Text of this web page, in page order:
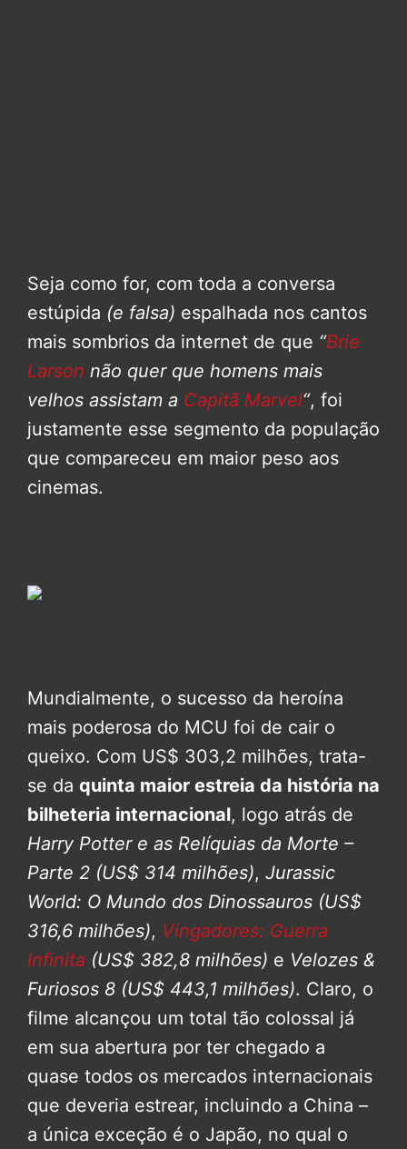
Seja como for, com toda a conversa
estúpida (e falsa) espalhada nos cantos
mais sombrios da internet de que “Brie
Larson não quer que homens mais
velhos assistam a Capitã Marvel“, foi
justamente esse segmento da população
que compareceu em maior peso aos
cinemas.
Mundialmente, o sucesso da heroína
mais poderosa do MCU foi de cair o
queixo. Com US$ 303,2 milhões, trata-
se da quinta maior estreia da história na
bilheteria internacional, logo atrás de
Harry Potter e as Relíquias da Morte –
Parte 2 (US$ 314 milhões), Jurassic
World: O Mundo dos Dinossauros (US$
316,6 milhões), Vingadores: Guerra
Infinita (US$ 382,8 milhões) e Velozes &
Furiosos 8 (US$ 443,1 milhões). Claro, o
filme alcançou um total tão colossal já
em sua abertura por ter chegado a
quase todos os mercados internacionais
que deveria estrear, incluindo a China –
a única exceção é o Japão, no qual o